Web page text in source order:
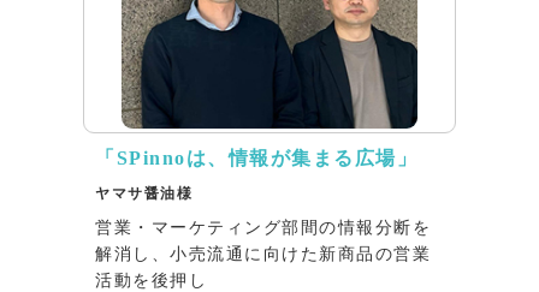
「SPinnoは、情報が集まる広場」
ヤマサ醤油様
営業・マーケティング部間の情報分断を
解消し、小売流通に向けた新商品の営業
活動を後押し